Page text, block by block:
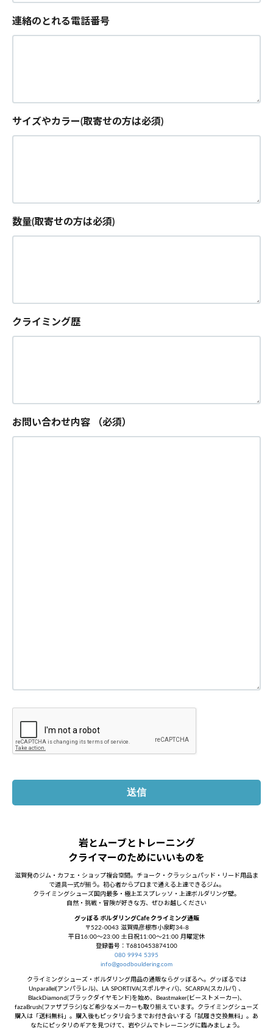
連絡のとれる電話番号
サイズやカラー(取寄せの方は必須)
数量(取寄せの方は必須)
クライミング歴
お問い合わせ内容 （必須）
岩とムーブとトレーニング
クライマーのためにいいものを
滋賀発のジム・カフェ・ショップ複合空間。チョーク・クラッシュパッド・リード用品ま
で道具一式が揃う。初心者からプロまで通える上達できるジム。
クライミングシューズ国内最多・極上エスプレッソ・上達ボルダリング壁。
自然・挑戦・冒険が好きな方、ぜひお越しください
グッぼる ボルダリングCafe クライミング通販
〒522-0043 滋賀県彦根市小泉町34-8
平日16:00～23:00 土日祝11:00～21:00 月曜定休
登録番号：T6810453874100
080 9994 5395
info@goodbouldering.com
クライミングシューズ・ボルダリング用品の通販ならグッぼるへ。グッぼるでは
Unparallel(アンパラレル)、LA SPORTIVA(スポルティバ)、SCARPA(スカルパ) 、
BlackDiamond(ブラックダイヤモンド)を始め、Beastmaker(ビーストメーカー)、
fazaBrush(ファザブラシ)など希少なメーカーも取り揃えています。クライミングシューズ
購入は「送料無料」。購入後もピッタリ合うまでお付き合いする「試履き交換無料」。あ
なたにピッタリのギアを見つけて、岩やジムでトレーニングに臨みましょう。